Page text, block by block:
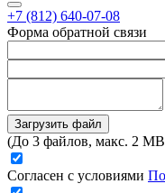
+7 (812) 640-07-08
Форма обратной связи
Загрузить файл
(До 3 файлов, макс. 2
Согласен с условиями